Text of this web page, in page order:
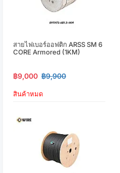
สายไฟเบอร์ออฟติก ARSS SM 6
CORE Armored (1KM)
฿9,000 ฿9,900
สินค้าหมด